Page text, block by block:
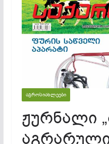
ᲐᲒᲠᲝᲡᲘᲐᲮᲚᲔᲔᲑᲘ
ჟურნალი